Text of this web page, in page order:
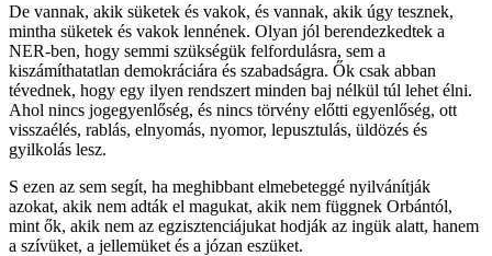
De vannak, akik süketek és vakok, és vannak, akik úgy tesznek,
mintha süketek és vakok lennének. Olyan jól berendezkedtek a
NER-ben, hogy semmi szükségük felfordulásra, sem a
kiszámíthatatlan demokráciára és szabadságra. Ők csak abban
tévednek, hogy egy ilyen rendszert minden baj nélkül túl lehet élni.
Ahol nincs jogegyenlőség, és nincs törvény előtti egyenlőség, ott
visszaélés, rablás, elnyomás, nyomor, lepusztulás, üldözés és
gyilkolás lesz.
S ezen az sem segít, ha meghibbant elmebeteggé nyilvánítják
azokat, akik nem adták el magukat, akik nem függnek Orbántól,
mint ők, akik nem az egzisztenciájukat hodják az ingük alatt, hanem
a szívüket, a jellemüket és a józan eszüket.